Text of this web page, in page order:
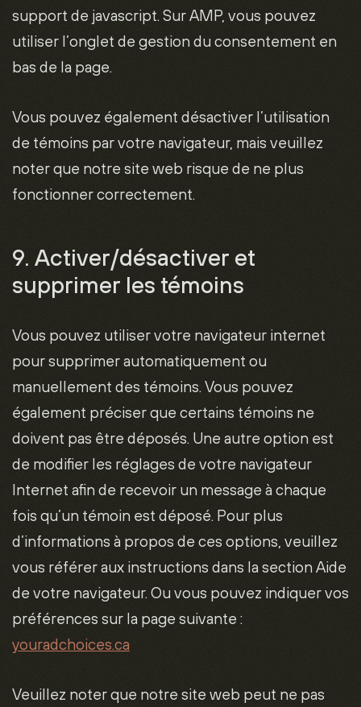
support de javascript. Sur AMP, vous pouvez
utiliser l’onglet de gestion du consentement en
bas de la page.
Vous pouvez également désactiver l’utilisation
de témoins par votre navigateur, mais veuillez
noter que notre site web risque de ne plus
fonctionner correctement.
9. Activer/désactiver et
supprimer les témoins
Vous pouvez utiliser votre navigateur internet
pour supprimer automatiquement ou
manuellement des témoins. Vous pouvez
également préciser que certains témoins ne
doivent pas être déposés. Une autre option est
de modifier les réglages de votre navigateur
Internet afin de recevoir un message à chaque
fois qu’un témoin est déposé. Pour plus
d’informations à propos de ces options, veuillez
vous référer aux instructions dans la section Aide
de votre navigateur. Ou vous pouvez indiquer vos
préférences sur la page suivante :
youradchoices.ca
Veuillez noter que notre site web peut ne pas